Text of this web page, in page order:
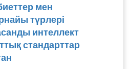
мен
түрлері
интеллект
стандарттар